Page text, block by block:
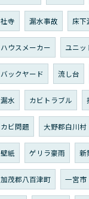
社寺 漏水事故 床下
ハウスメーカー ユニッ
バックヤード 流し台
漏水 カビトラブル
カビ問題 大野郡白川村
壁紙 ゲリラ豪雨 新
加茂郡八百津町 一宮市